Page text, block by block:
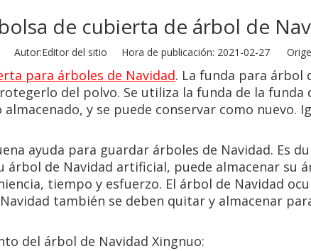
de cubierta de árbol de
Autor:Editor del sitio Hora de publicación: 2021-02-27
para árboles de Navidad. La funda para árbol
del polvo. Se utiliza la funda de la funda
y se puede conservar como nuevo.
ayuda para guardar árboles de Navidad. Es
de Navidad artificial, puede almacenar su
tiempo y esfuerzo. El árbol de Navidad
también se deben quitar y almacenar
del árbol de Navidad Xingnuo: